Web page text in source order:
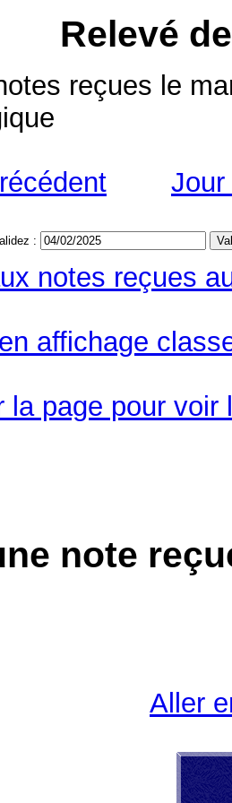
Relevé
reçues le
:
notes reçues
affichage
la page pour
note
Aller